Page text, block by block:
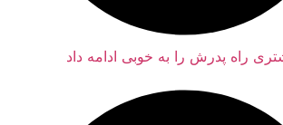
را به خوبی ادامه داد